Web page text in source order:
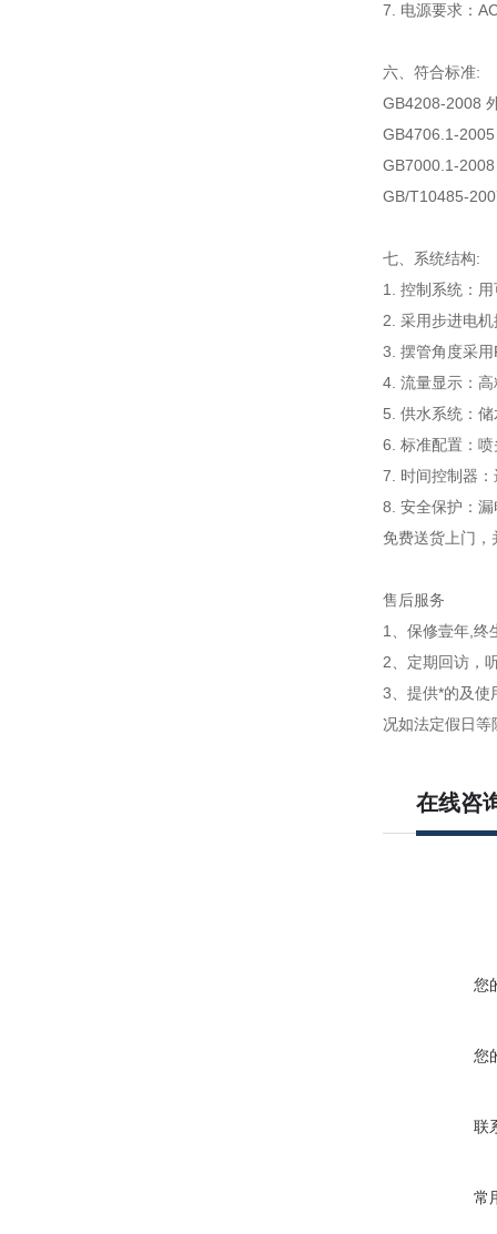
7. 电源要求：
六、符合标准:
GB4208-2008
GB4706.1-
GB7000.1-
GB/T10485-
七、系统结构:
1. 控制系统：
2. 采用步进电
3. 摆管角度采
4. 流量显示：
5. 供水系统：
6. 标准配置：
7. 时间控制器
8. 安全保护：
免费送货上门，
售后服务
1、保修壹年,终
2、定期回访，
3、提供*的及使
况如法定假日等
在线咨
您
您
联
常